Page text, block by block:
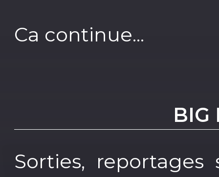
Ca continue...
BIG
Sorties,